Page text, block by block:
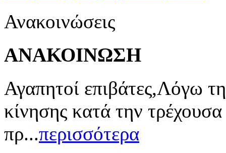
Ανακοινώσεις
ΑΝΑΚΟΙΝΩΣΗ
Αγαπητοί επιβάτες,Λόγω
κίνησης κατά την
πρ...περισσότερα